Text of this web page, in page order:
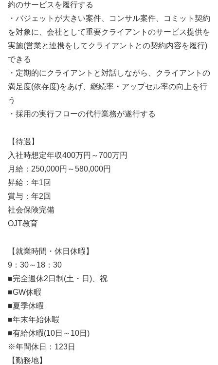
約のサービスを履行する
・バジェットが大きい案件、コンサル案件、コミット契約
を対象に、会社として重要クライアントのサービス提供を
実施(営業と連携をしてクライアントとの契約内容を履行)
できる
・定期的にクライアントと対話しながら、クライアントの
満足度(依存度)をあげ、継続率・アップセル率の向上を行
う
・採用の実行フローの代行業務が遂行する
【待遇】
入社時想定年収400万円～700万円
月給：250,000円～580,000円
昇給：年1回
賞与：年2回
社会保険完備
OJT教育
【就業時間・休日休暇】
9：30～18：30
■完全週休2日制(土・日)、祝
■GW休暇
■夏季休暇
■年末年始休暇
■有給休暇(10日～10日)
※年間休日：123日
【勤務地】